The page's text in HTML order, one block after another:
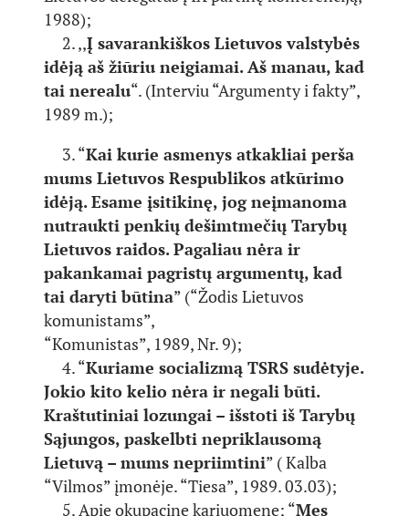
1988);
2. ,,Į savarankiškos Lietuvos valstybės
idėją aš žiūriu neigiamai. Aš manau, kad
tai nerealu“. (Interviu “Argumenty i fakty”,
1989 m.);
3. “Kai kurie asmenys atkakliai perša
mums Lietuvos Respublikos atkūrimo
idėją. Esame įsitikinę, jog neįmanoma
nutraukti penkių dešimtmečių Tarybų
Lietuvos raidos. Pagaliau nėra ir
pakankamai pagristų argumentų, kad
tai daryti būtina” (“Žodis Lietuvos
komunistams”,
“Komunistas”, 1989, Nr. 9);
4. “Kuriame socializmą TSRS sudėtyje.
Jokio kito kelio nėra ir negali būti.
Kraštutiniai lozungai – išstoti iš Tarybų
Sąjungos, paskelbti nepriklausomą
Lietuvą – mums nepriimtini” ( Kalba
“Vilmos” įmonėje. “Tiesa”, 1989. 03.03);
5. Apie okupacinę kariuomenę; “Mes